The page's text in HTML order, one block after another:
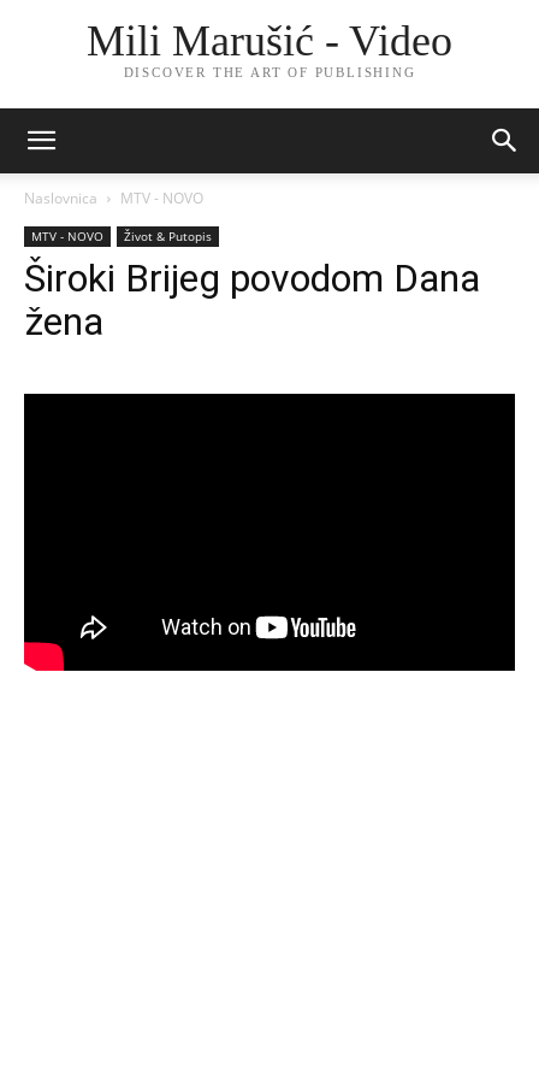
Mili Marušić - Video
DISCOVER THE ART OF PUBLISHING
Naslovnica MTV - NOVO
MTV - NOVO Život & Putopis
Široki Brijeg povodom Dana
žena